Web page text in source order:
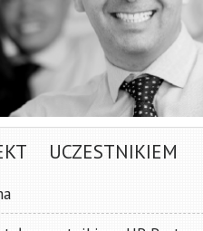
UCZESTNIKIEM